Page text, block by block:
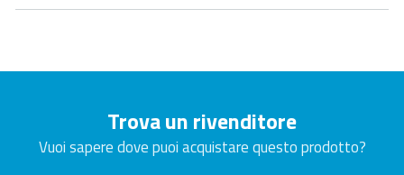
Trova un rivenditore
Vuoi sapere dove puoi acquistare questo prodotto?